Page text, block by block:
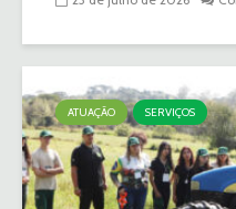
ATUAÇÃO SERVIÇOS